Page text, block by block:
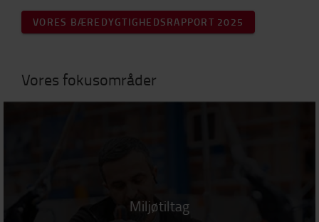
VORES BÆREDYGTIGHEDSRAPPORT 2025
Vores fokusområder
Miljøtiltag